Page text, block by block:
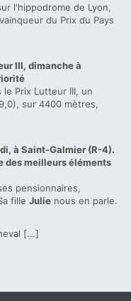
l'hippodrome de Lyon,
du Prix du Pays
III, dimanche à
Prix Lutteur III, un
sur 4400 mètres,
à Saint-Galmier (R-4).
des meilleurs éléments
pensionnaires,
fille Julie nous en parle.
[...]